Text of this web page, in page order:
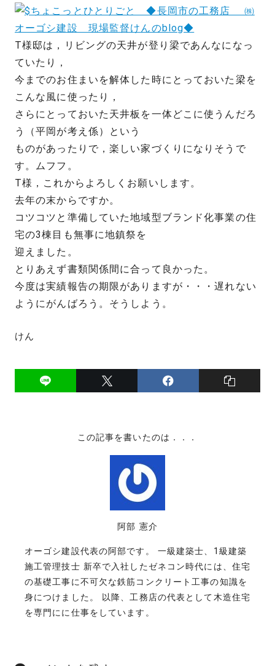
T様邸は，リビングの天井が登り梁であんなになっ
ていたり，
今までのお住まいを解体した時にとっておいた梁を
こんな風に使ったり，
さらにとっておいた天井板を一体どこに使うんだろ
う（平岡が考え係）という
ものがあったりで，楽しい家づくりになりそうで
す。ムフフ。
T様，これからよろしくお願いします。
去年の末からですか。
コツコツと準備していた地域型ブランド化事業の住
宅の3棟目も無事に地鎮祭を
迎えました。
とりあえず書類関係間に合って良かった。
今度は実績報告の期限がありますが・・・遅れない
ようにがんばろう。そうしよう。
けん
この記事を書いたのは．．．
阿部 憲介
オーゴシ建設代表の阿部です。 一級建築士、1級建築
施工管理技士 新卒で入社したゼネコン時代には、住宅
の基礎工事に不可欠な鉄筋コンクリート工事の知識を
身につけました。 以降、工務店の代表として木造住宅
を専門にに仕事をしています。